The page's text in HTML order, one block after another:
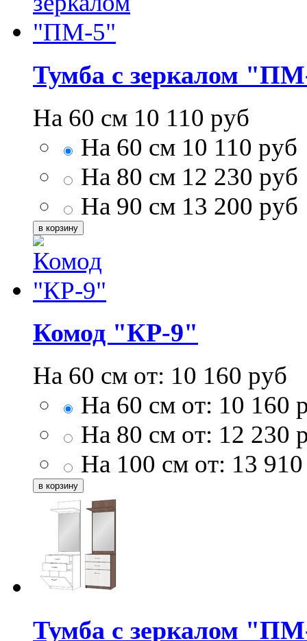
Тумба с зеркалом
На 60 см 10 110 руб
На 60 см 10 110 руб
На 80 см 12 230 руб
На 90 см 13 200 руб
Комод "КР-9"
На 60 см от: 10 160 руб
На 60 см от: 10 160
На 80 см от: 12 230
На 100 см от: 13 910
Тумба с зеркалом